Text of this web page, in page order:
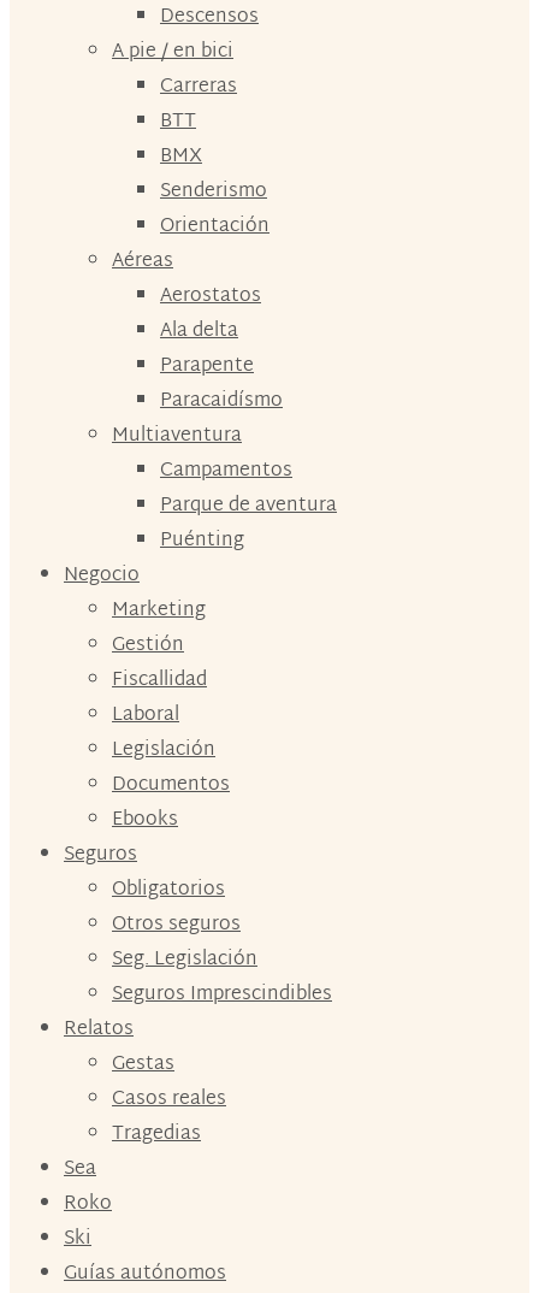
Descensos
A pie / en bici
Carreras
BTT
BMX
Senderismo
Orientación
Aéreas
Aerostatos
Ala delta
Parapente
Paracaidísmo
Multiaventura
Campamentos
Parque de aventura
Puénting
Negocio
Marketing
Gestión
Fiscallidad
Laboral
Legislación
Documentos
Ebooks
Seguros
Obligatorios
Otros seguros
Seg. Legislación
Seguros Imprescindibles
Relatos
Gestas
Casos reales
Tragedias
Sea
Roko
Ski
Guías autónomos